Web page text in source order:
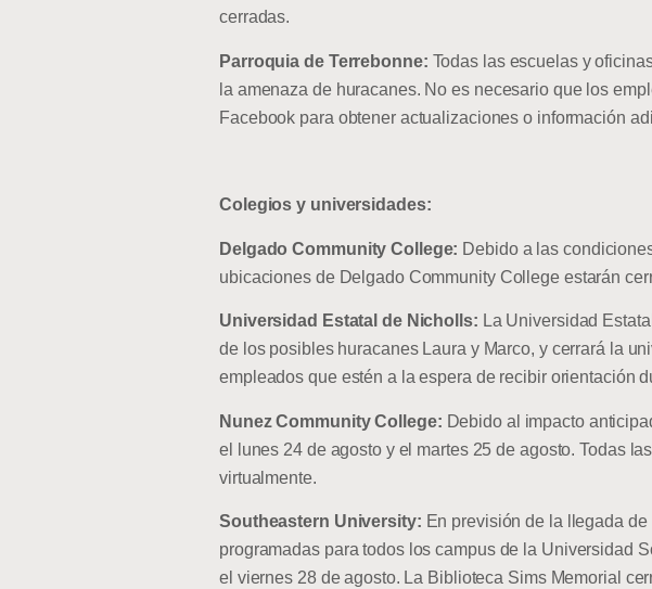
cerradas.
Parroquia de Terrebonne: Todas las escuelas y
la amenaza de huracanes. No es necesario que los
Facebook para obtener actualizaciones o información
Colegios y universidades:
Delgado Community College: Debido a las
ubicaciones de Delgado Community College estarán
Universidad Estatal de Nicholls: La Universidad
de los posibles huracanes Laura y Marco, y cerrará la
empleados que estén a la espera de recibir orientación
Nunez Community College: Debido al impacto
el lunes 24 de agosto y el martes 25 de agosto. Todas
virtualmente.
Southeastern University: En previsión de la llegada
programadas para todos los campus de la Universidad
el viernes 28 de agosto. La Biblioteca Sims Memorial